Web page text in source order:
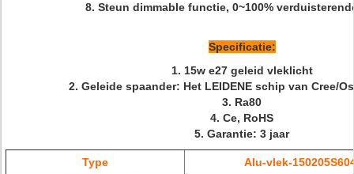
8. Steun dimmable functie, 0~100%
Specificatie:
1. 15w e27 geleid vleklicht
2. Geleide spaander: Het LEIDENE schip van Cree/
3. Ra80
4. Ce, RoHS
5. Garantie: 3 jaar
Type
Alu-vlek-